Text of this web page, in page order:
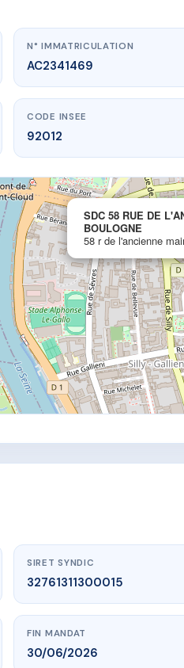
www.vme.plus/
RUE DE L'ANCIENNE MAIRIE
mairie92100
N° IMMATRICULATION
AC2341469
CODE INSEE
92012
SDC 58 RUE DE
BOULOGNE
58 r de l'ancienne
SIRET SYNDIC
32761311300015
FIN MANDAT
30/06/2026